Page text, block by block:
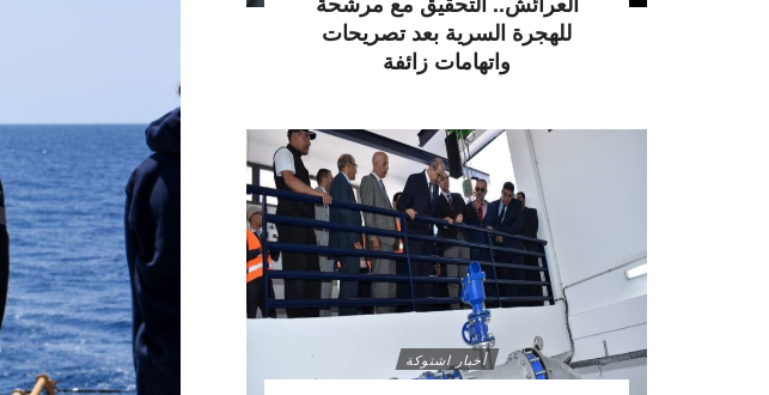
للهجرة السرية بعد تصريحات
واتهامات زائفة
أخبار اشتوكة